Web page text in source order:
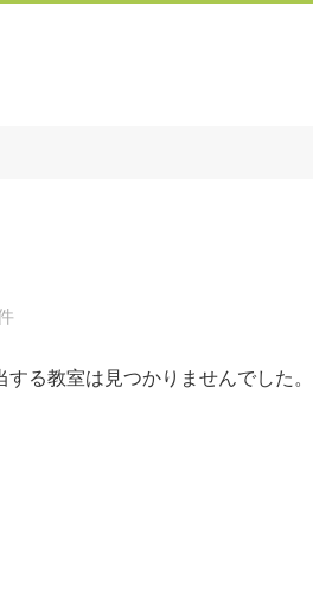
する教室は見つかりませんでした。